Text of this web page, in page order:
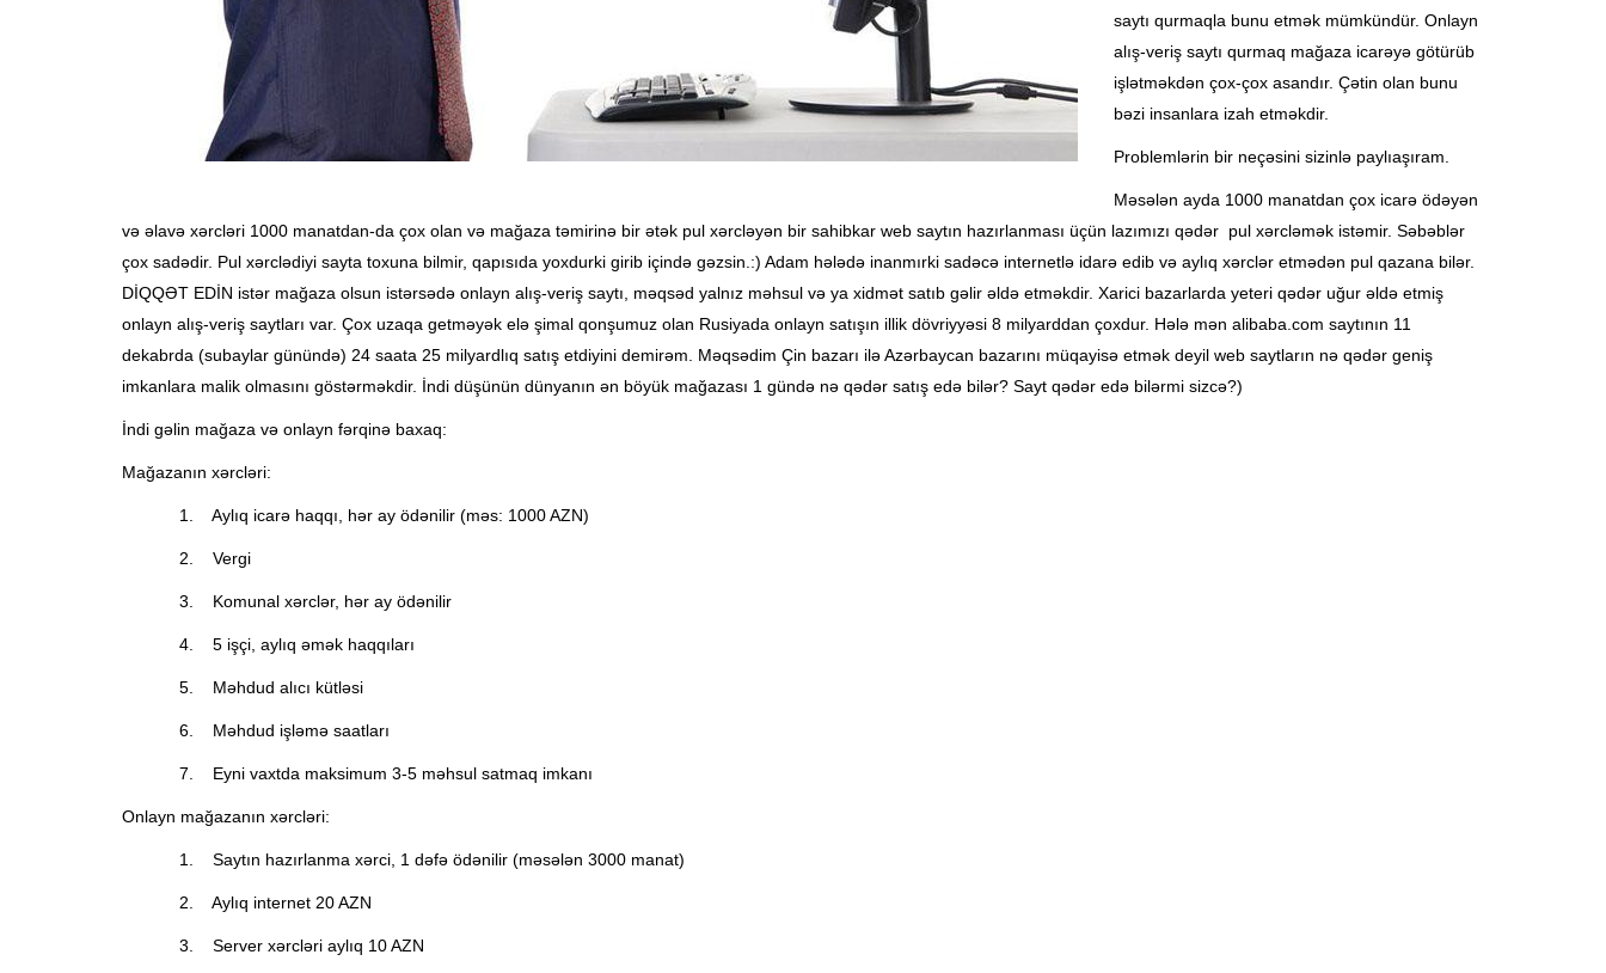
saytı qurmaqla bunu etmək mümkündür. Onlayn
alış-veriş saytı qurmaq mağaza icarəyə götürüb
işlətməkdən çox-çox asandır. Çətin olan bunu
bəzi insanlara izah etməkdir.
Problemlərin bir neçəsini sizinlə paylıaşıram.
Məsələn ayda 1000 manatdan çox icarə ödəyən
və əlavə xərcləri 1000 manatdan-da çox olan və mağaza təmirinə bir ətək pul xərcləyən bir sahibkar web saytın hazırlanması üçün lazımızı qədər pul xərcləmək istəmir. Səbəblər
çox sadədir. Pul xərclədiyi sayta toxuna bilmir, qapısıda yoxdurki girib içində gəzsin.:) Adam hələdə inanmırki sadəcə internetlə idarə edib və aylıq xərclər etmədən pul qazana bilər.
DİQQƏT EDİN istər mağaza olsun istərsədə onlayn alış-veriş saytı, məqsəd yalnız məhsul və ya xidmət satıb gəlir əldə etməkdir. Xarici bazarlarda yeteri qədər uğur əldə etmiş
onlayn alış-veriş saytları var. Çox uzaqa getməyək elə şimal qonşumuz olan Rusiyada onlayn satışın illik dövriyyəsi 8 milyarddan çoxdur. Hələ mən alibaba.com saytının 11
dekabrda (subaylar günündə) 24 saata 25 milyardlıq satış etdiyini demirəm. Məqsədim Çin bazarı ilə Azərbaycan bazarını müqayisə etmək deyil web saytların nə qədər geniş
imkanlara malik olmasını göstərməkdir. İndi düşünün dünyanın ən böyük mağazası 1 gündə nə qədər satış edə bilər? Sayt qədər edə bilərmi sizcə?)
İndi gəlin mağaza və onlayn fərqinə baxaq:
Mağazanın xərcləri:
1. Aylıq icarə haqqı, hər ay ödənilir (məs: 1000 AZN)
2. Vergi
3. Komunal xərclər, hər ay ödənilir
4. 5 işçi, aylıq əmək haqqıları
5. Məhdud alıcı kütləsi
6. Məhdud işləmə saatları
7. Eyni vaxtda maksimum 3-5 məhsul satmaq imkanı
Onlayn mağazanın xərcləri:
1. Saytın hazırlanma xərci, 1 dəfə ödənilir (məsələn 3000 manat)
2. Aylıq internet 20 AZN
3. Server xərcləri aylıq 10 AZN